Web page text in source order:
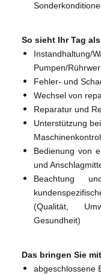
So sieht Ihr Tag
Instandhaltung/
Pumpen/
Fehler- und
Wechsel von
Reparatur und
Unterstützung
Bedienung von
und
Beachtung
(Qualität,
Gesundheit)
Das bringen Sie
abgeschlossene